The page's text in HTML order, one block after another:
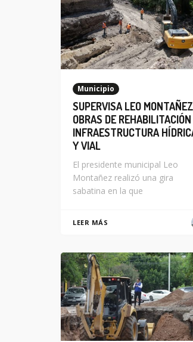
Municipio
SUPERVISA LEO MONTAÑEZ
OBRAS DE
INFRAESTRUCTURA
Y VIAL
El presidente municipal Leo
Montañez realizó una gira
sabatina en la que
LEER MÁS